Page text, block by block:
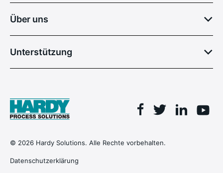
Über uns
Unterstützung
Facebook
Twitter Linkedin
© 2026 Hardy Solutions. Alle Rechte vorbehalten.
Datenschutzerklärung